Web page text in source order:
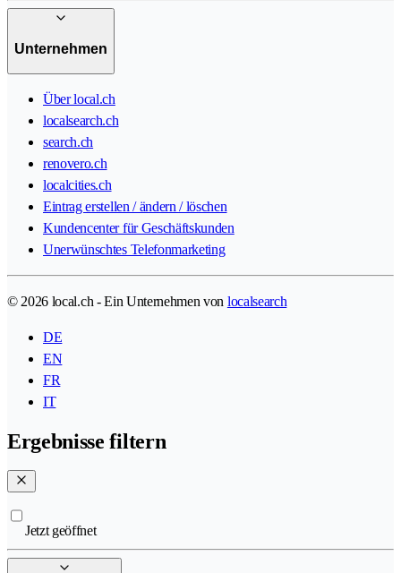
Unternehmen
Über local.ch
localsearch.ch
search.ch
renovero.ch
localcities.ch
Eintrag erstellen / ändern / löschen
Kundencenter für Geschäftskunden
Unerwünschtes Telefonmarketing
© 2026 local.ch - Ein Unternehmen von localsearch
DE
EN
FR
IT
Ergebnisse filtern
Jetzt geöffnet